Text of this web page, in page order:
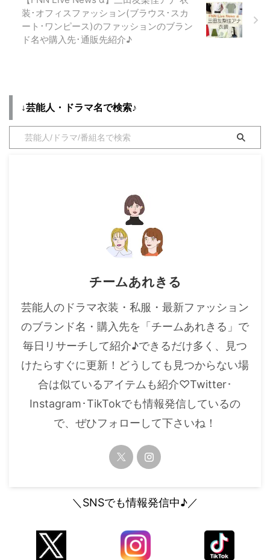
定できたら すぐに更新していま
す。 ↓キャストのドラマ衣装
はこちらから♪ https://drama-tv-
fashion.com/oneday-
装･オフィスファッション(ブラウス･スカ
ート･ワンピース)のファッションのブラン
ド名や購入先･通販先紹介♪
↓芸能人・ドラマ名で検索♪
チームあれきる
芸能人のドラマ衣装・私服・最新ファッション
のブランド名・購入先を「チームあれきる」で
毎日リサーチして紹介♪できるだけ多く、見つ
けたらすぐに更新！どうしても見つからない場
合は似ているアイテムも紹介♡Twitter･
Instagram･TikTokでも情報発信しているの
で、ぜひフォローして下さいね！
＼SNSでも情報発信中♪／